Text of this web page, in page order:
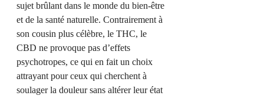
sujet brûlant dans le monde du bien-être
et de la santé naturelle. Contrairement à
son cousin plus célèbre, le THC, le
CBD ne provoque pas d’effets
psychotropes, ce qui en fait un choix
attrayant pour ceux qui cherchent à
soulager la douleur sans altérer leur état